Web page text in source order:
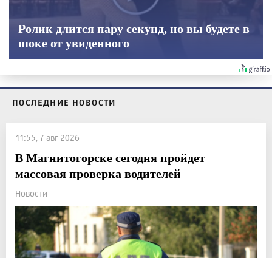
Ролик длится пару секунд, но вы будете в
шоке от увиденного
ПОСЛЕДНИЕ НОВОСТИ
11:55, 7 авг 2026
В Магнитогорске сегодня пройдет
массовая проверка водителей
Новости